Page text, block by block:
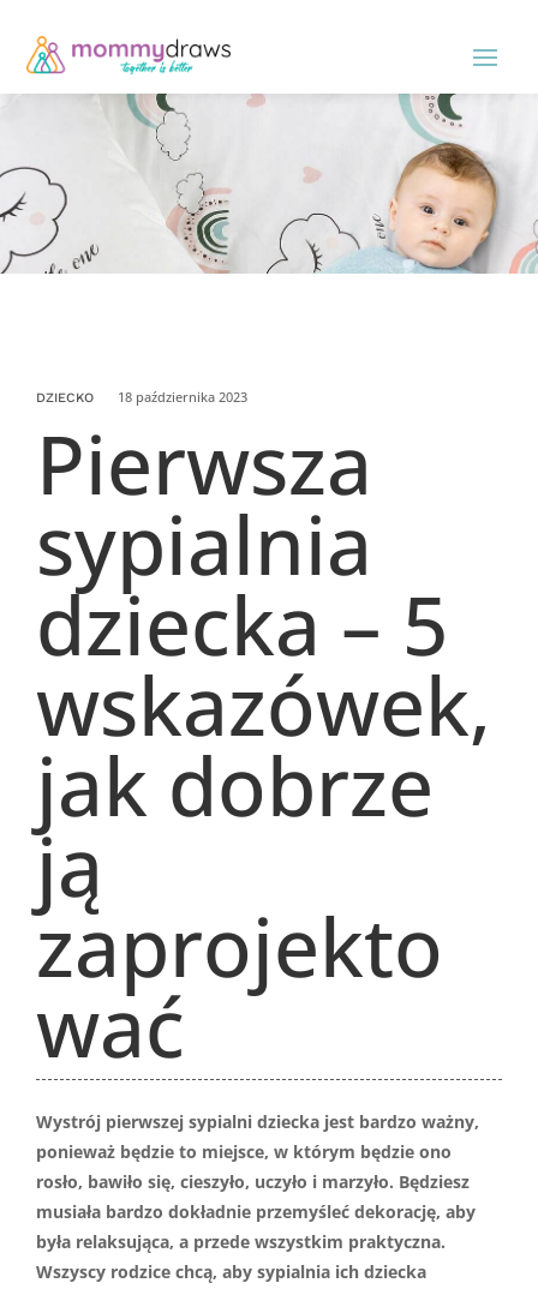
DZIECKO 18 października 2023
Pierwsza
sypialnia
dziecka – 5
wskazówek,
jak dobrze
ją
zaprojekto
wać
Wystrój pierwszej sypialni dziecka jest bardzo ważny,
ponieważ będzie to miejsce, w którym będzie ono
rosło, bawiło się, cieszyło, uczyło i marzyło. Będziesz
musiała bardzo dokładnie przemyśleć dekorację, aby
była relaksująca, a przede wszystkim praktyczna.
Wszyscy rodzice chcą, aby sypialnia ich dziecka